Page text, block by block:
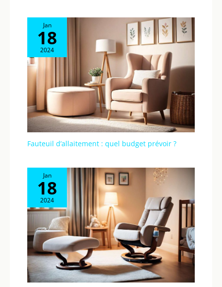
Jan
18
2024
Fauteuil d’allaitement : quel budget prévoir ?
Jan
18
2024